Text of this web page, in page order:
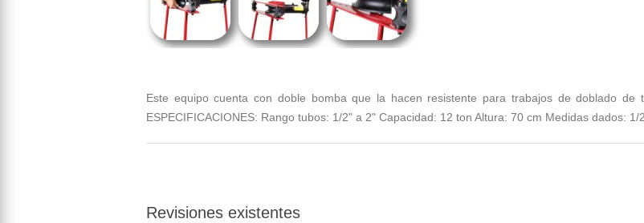
Este equipo cuenta con doble bomba que la hacen resistente para trabajos de doblado
ESPECIFICACIONES: Rango tubos: 1/2" a 2" Capacidad: 12 ton Altura: 70 cm Medidas dados:
Revisiones existentes